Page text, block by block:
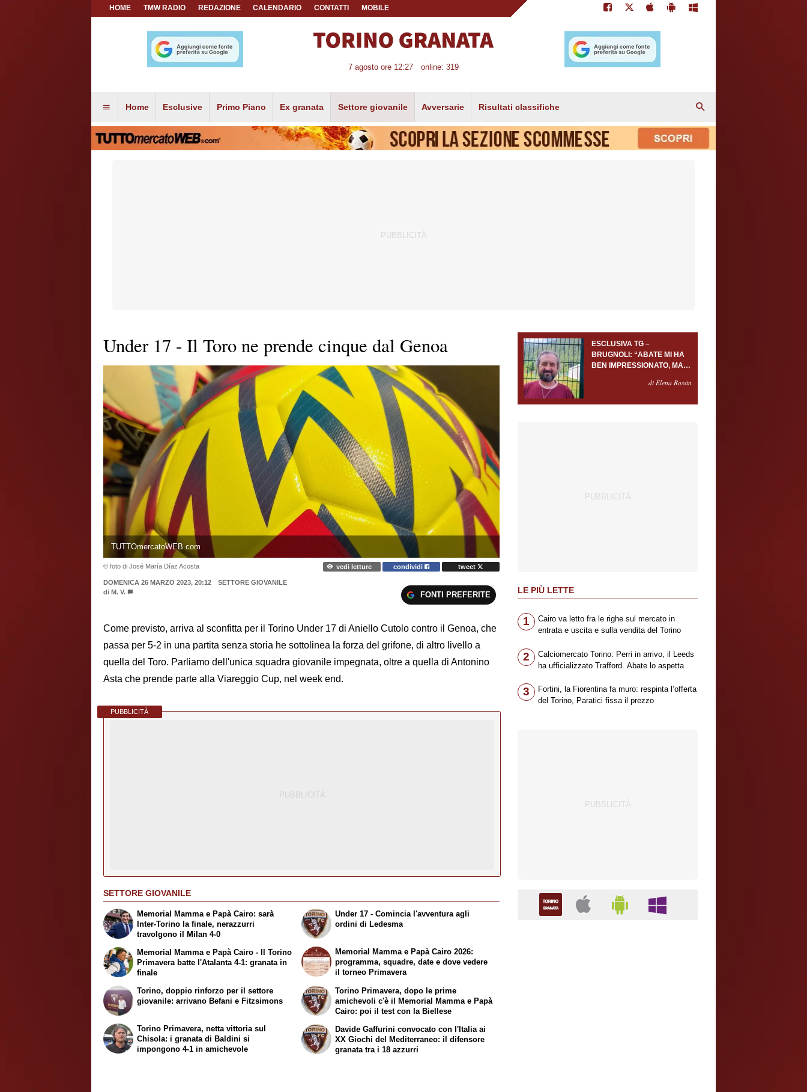
HOME TMW RADIO REDAZIONE CALENDARIO CONTATTI MOBILE
7 agosto ore 12:27 online: 319
Home Esclusive Primo Piano Ex granata Settore giovanile Avversarie Risultati classifiche
Under 17 - Il Toro ne prende cinque dal Genoa
TUTTOmercatoWEB.com
© foto di José María Díaz Acosta vedi letture condividi tweet
DOMENICA 26 MARZO 2023, 20:12
SETTORE GIOVANILE
di M. V. FONTI PREFERITE
Come previsto, arriva al sconfitta per il Torino Under 17 di Aniello Cutolo contro il Genoa, che
passa per 5-2 in una partita senza storia he sottolinea la forza del grifone, di altro livello a
quella del Toro. Parliamo dell'unica squadra giovanile impegnata, oltre a quella di Antonino
Asta che prende parte alla Viareggio Cup, nel week end.
PUBBLICITÀ
SETTORE GIOVANILE
Memorial Mamma e Papà Cairo: sarà
Inter-Torino la finale, nerazzurri
travolgono il Milan 4-0
Memorial Mamma e Papà Cairo - Il Torino
Primavera batte l'Atalanta 4-1: granata in
finale
Under 17 - Comincia l'avventura agli
ordini di Ledesma
Memorial Mamma e Papà Cairo 2026:
programma, squadre, date e dove vedere
il torneo Primavera
Torino, doppio rinforzo per il settore
giovanile: arrivano Befani e Fitzsimons
Torino Primavera, netta vittoria sul
Chisola: i granata di Baldini si
impongono 4-1 in amichevole
Torino Primavera, dopo le prime
amichevoli c'è il Memorial Mamma e Papà
Cairo: poi il test con la Biellese
Davide Gaffurini convocato con l'Italia ai
XX Giochi del Mediterraneo: il difensore
granata tra i 18 azzurri
ESCLUSIVA TG –
BRUGNOLI: “ABATE MI HA
BEN IMPRESSIONATO, MA
PORTIERE SERVONOdi Elena Rossin
LE PIÙ LETTE
1
Cairo va letto fra le righe sul mercato in
entrata e uscita e sulla vendita del Torino
2
Calciomercato Torino: Perri in arrivo, il Leeds
ha ufficializzato Trafford. Abate lo aspetta
3
Fortini, la Fiorentina fa muro: respinta l’offerta
del Torino, Paratici fissa il prezzo